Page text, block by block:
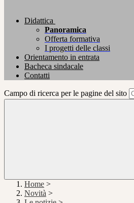
Didattica
Panoramica
Offerta formativa
I progetti delle classi
Orientamento in entrata
Bacheca sindacale
Contatti
Campo di ricerca per le pagine del sito
Home >
Novità >